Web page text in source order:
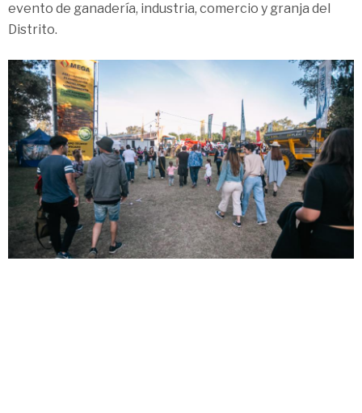
evento de ganadería, industria, comercio y granja del
Distrito.